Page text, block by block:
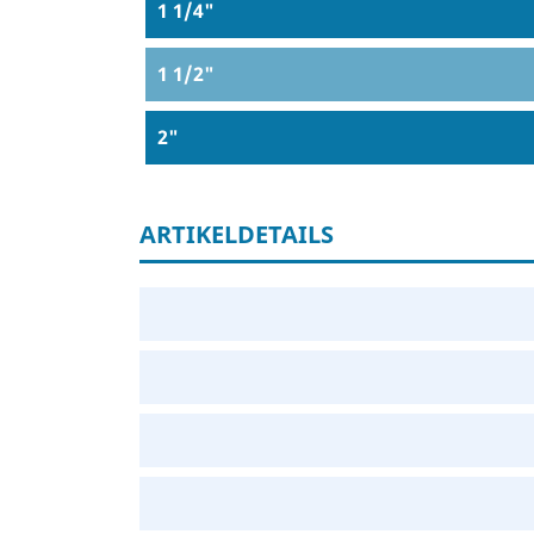
1 1/4"
1 1/2"
2"
ARTIKELDETAILS